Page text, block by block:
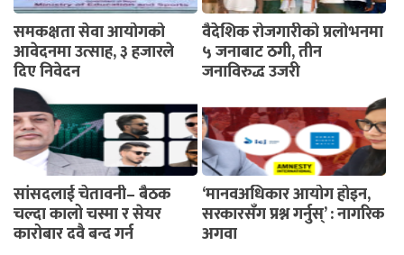
समकक्षता सेवा आयोगको
आवेदनमा उत्साह, ३ हजारले
दिए निवेदन
वैदेशिक रोजगारीको प्रलोभनमा
५ जनाबाट ठगी, तीन
जनाविरुद्ध उजुरी
सांसदलाई चेतावनी– बैठक
चल्दा कालो चस्मा र सेयर
कारोबार दुवै बन्द गर्नू
‘मानवअधिकार आयोग होइन,
सरकारसँग प्रश्न गर्नुस्’ : नागरिक
अगुवा